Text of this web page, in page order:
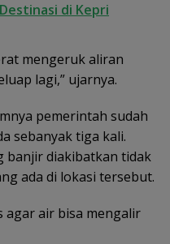
di Kepri
mengeruk aliran
lagi,” ujarnya.
pemerintah sudah
sebanyak tiga kali.
banjir diakibatkan tidak
ada di lokasi tersebut.
agar air bisa mengalir